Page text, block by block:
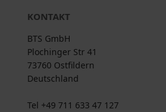
KONTAKT
BTS GmbH
Plochinger Str 41
73760 Ostfildern
Deutschland
Tel +49 711 633 47 127